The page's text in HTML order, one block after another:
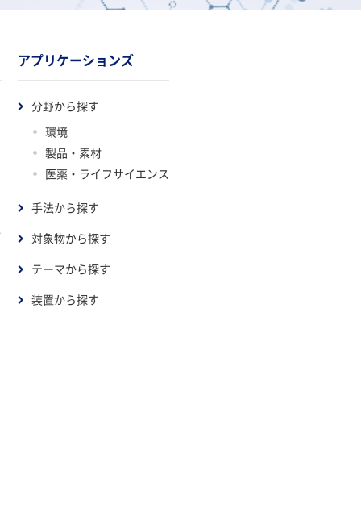
アプリケーションズ
分野から探す
環境
製品・素材
医薬・ライフサイエンス
手法から探す
対象物から探す
テーマから探す
装置から探す